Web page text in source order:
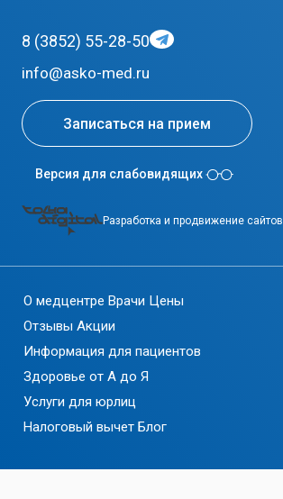
8 (3852) 55-28-50
info@asko-med.ru
Записаться на прием
Версия для слабовидящих
Разработка и продвижение сайтов
О медцентре Врачи Цены
Отзывы Акции
Информация для пациентов
Здоровье от А до Я
Услуги для юрлиц
Налоговый вычет Блог